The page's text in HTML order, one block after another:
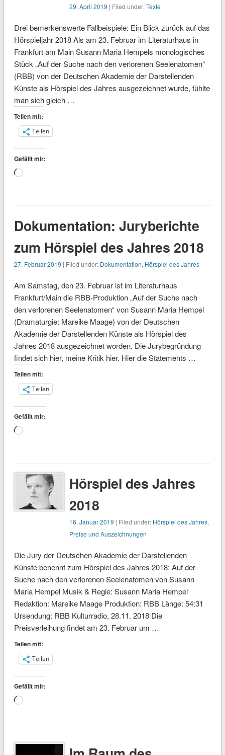
29. April 2019 | Filed under:Texte
Drei bemerkenswerte Fallbeispiele: Ein Blick zurück auf das
Hörspieljahr 2018 Als am 23. Februar im Literaturhaus in
Frankfurt am Main Susann Maria Hempels monologisches
Stück „Auf der Suche nach den verlorenen Seelen­atomen“
(RBB) von der Deutschen Akademie der Darstellenden
Künste als Hör­spiel des Jahres ausgezeichnet wurde, fühlte
man sich gleich …
Teilen mit:
Teilen
Gefällt mir:
Wird
Dokumentation: Juryberichte
zum Hörspiel des Jahres 2018
27. Februar 2019 | Filed under: Dokumentation, Hörspiel des Jahres
Am Samstag, den 23. Februar ist im Literaturhaus
Frankfurt/Main die RBB-Produktion „Auf der Suche nach
den verlorenen Seelenatomen“ von Susann Maria Hempel
(Dramaturgie: Mareike Maage) von der Deutschen
Akademie der Darstellenden Künste als Hörspiel des
Jahres 2018 ausgezeichnet worden. Die Jurybegründung
findet sich hier, meine Kritik hier. Hier die Statements …
Teilen mit:
Teilen
Gefällt mir:
Wird
Hörspiel des Jahres
2018
16. Januar 2019 | Filed under: Hörspiel des Jahres,
Preise und Auszeichnungen
Die Jury der Deutschen Akademie der Darstellenden
Künste benennt zum Hörspiel des Jahres 2018: Auf der
Suche nach den verlorenen Seelenatomen von Susann
Maria Hempel Musik & Regie: Susann Maria Hempel
Redaktion: Mareike Maage Produktion: RBB Länge: 54:31
Ursendung: RBB Kulturradio, 28.11. 2018 Die
Preisverleihung findet am 23. Februar um …
Teilen mit:
Teilen
Gefällt mir:
Wird